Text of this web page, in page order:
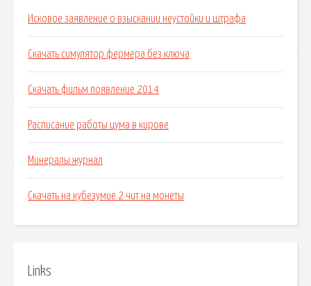
Исковое заявление о взыскании неустойки и штрафа
Скачать симулятор фермера без ключа
Скачать фильм появление 2014
Расписание работы цума в кирове
Минералы журнал
Скачать на кубезумие 2 чит на монеты
Links